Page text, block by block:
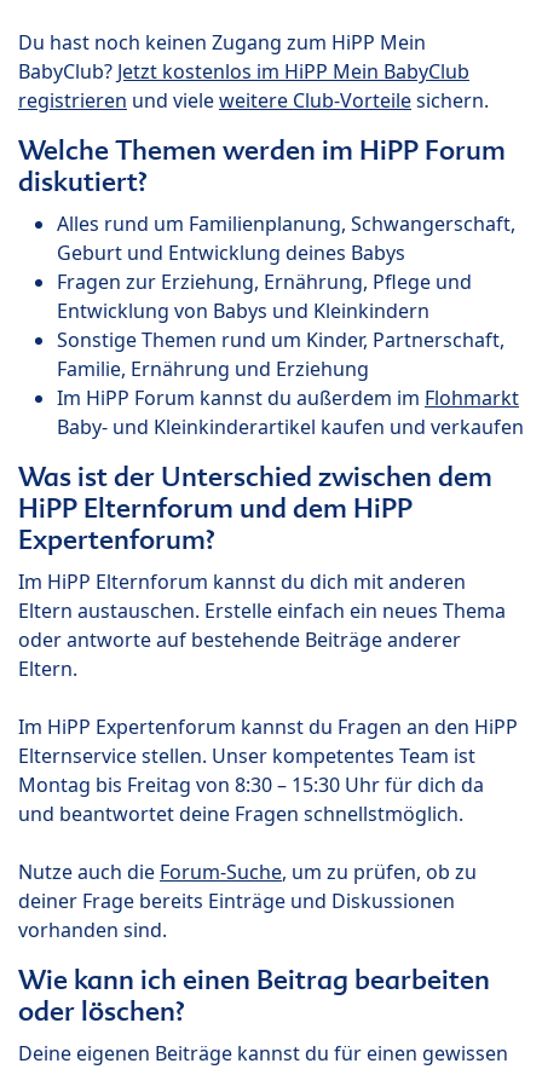
Du hast noch keinen Zugang zum HiPP Mein
BabyClub? Jetzt kostenlos im HiPP Mein BabyClub
registrieren und vieleweitere Club-Vorteilesichern.
Welche Themen werden im HiPP Forum
diskutiert?
Alles rund um Familienplanung, Schwangerschaft,
Geburt und Entwicklung deines Babys
Fragen zur Erziehung, Ernährung, Pflege und
Entwicklung von Babys und Kleinkindern
Sonstige Themen rund um Kinder, Partnerschaft,
Familie, Ernährung und Erziehung
Im HiPP Forum kannst du außerdem im Flohmarkt
Baby- und Kleinkinderartikel kaufen und verkaufen
Was ist der Unterschied zwischen dem
HiPP Elternforum und dem HiPP
Expertenforum?
Im HiPP Elternforum kannst du dich mit anderen
Eltern austauschen. Erstelle einfach ein neues Thema
oder antworte auf bestehende Beiträge anderer
Eltern.
Im HiPP Expertenforum kannst du Fragen an den HiPP
Elternservice stellen. Unser kompetentes Team ist
Montag bis Freitag von 8:30 – 15:30 Uhr für dich da
und beantwortet deine Fragen schnellstmöglich.
Nutze auch die Forum-Suche, um zu prüfen, ob zu
deiner Frage bereits Einträge und Diskussionen
vorhanden sind.
Wie kann ich einen Beitrag bearbeiten
oder löschen?
Deine eigenen Beiträge kannst du für einen gewissen